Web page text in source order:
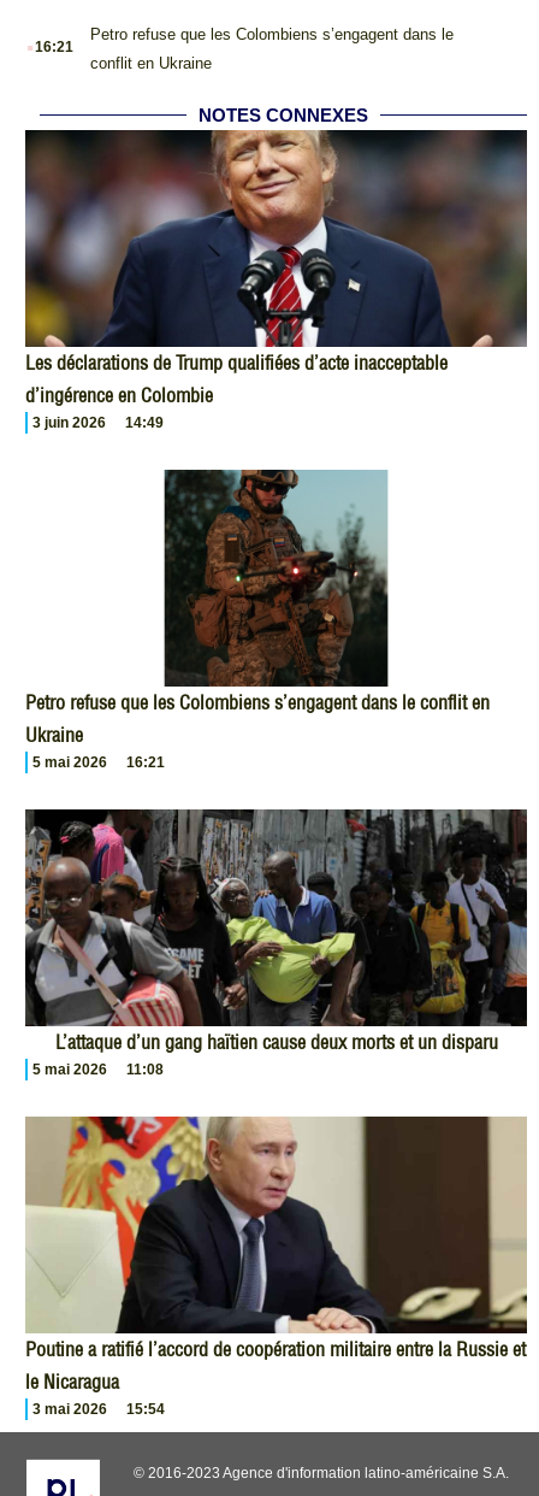
.16:21
Petro refuse que les Colombiens s’engagent dans le
conflit en Ukraine
NOTES CONNEXES
Les déclarations de Trump qualifiées d’acte inacceptable
d’ingérence en Colombie
3 juin 2026 14:49
Petro refuse que les Colombiens s’engagent dans le conflit en
Ukraine
5 mai 2026 16:21
L’attaque d’un gang haïtien cause deux morts et un disparu
5 mai 2026 11:08
Poutine a ratifié l’accord de coopération militaire entre la Russie et
le Nicaragua
3 mai 2026 15:54
© 2016-2023 Agence d'information latino-américaine S.A.